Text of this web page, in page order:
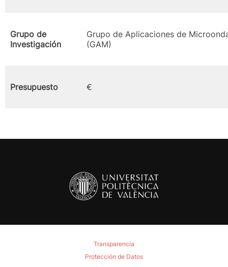
Grupo de
Investigación
Grupo de Aplicaciones de
(GAM)
Presupuesto €
Transparencia
Protección de Datos